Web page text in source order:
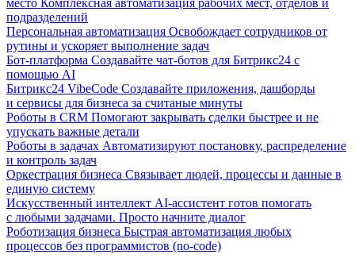
место Комплексная автоматизация рабочих мест, отделов и
подразделений
Персональная автоматизация Освобождает сотрудников от
рутины и ускоряет выполнение задач
Бот-платформа Создавайте чат-ботов для Битрикс24 с
помощью AI
Битрикс24 VibeCode Создавайте приложения, дашборды
и сервисы для бизнеса за считаные минуты
Роботы в CRM Помогают закрывать сделки быстрее и не
упускать важные детали
Роботы в задачах Автоматизируют постановку, распределение
и контроль задач
Оркестрация бизнеса Связывает людей, процессы и данные в
единую систему
Искусственный интеллект AI-ассистент готов помогать
с любыми задачами. Просто начните диалог
Роботизация бизнеса Быстрая автоматизация любых
процессов без программистов (no-code)